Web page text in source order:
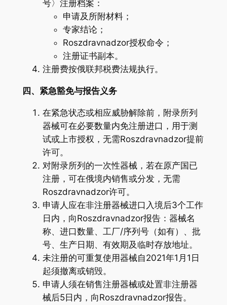
号〉注册档案：
申请及所附材料；
专家结论；
Roszdravnadzor授权命令；
注册证书副本。
注册费按俄联邦税费法规执行。
四、紧急豁免与报告义务
在紧急状态或相应威胁解除前，附录所列
器械可在必要数量内免注册进口，用于测
试或上市授权，无需Roszdravnadzor提前
许可。
对附录所列的一次性器械，若在原产国已
注册，可在俄境内销售或分发，无需
Roszdravnadzor许可。
申请人应在非注册器械进口入境后3个工作
日内，向Roszdravnadzor报告：器械名
称、进口数量、工厂/序列号（如有）、批
号、生产日期、有效期及临时存放地址。
未注册的可重复使用器械自2021年1月1日
起须撤离或销毁。
申请人须在销售注册器械或处置非注册器
械后5日内，向Roszdravnadzor报告。